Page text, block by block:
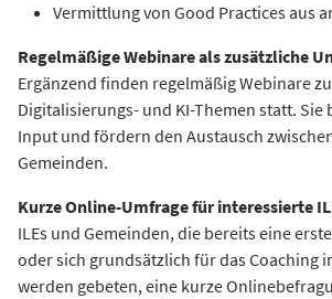
Vermittlung von Good Practices aus
Regelmäßige Webinareals zusätzliche
Ergänzend finden regelmäßig Webinare
Digitalisierungs- und KI-Themen statt. Sie
Input und fördern den Austausch
Gemeinden.
Kurze Online-Umfrage für interessierte
ILEs und Gemeinden, die bereits eine
oder sich grundsätzlich für das Coaching
werden gebeten, eine kurze